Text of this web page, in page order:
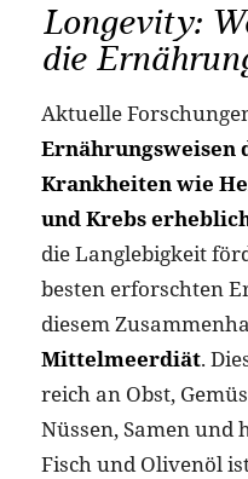
Longevity:
die
Aktuelle
Ernährungsweisen
Krankheiten wie
und Krebs
die Langlebigkeit
besten erforschten
diesem
Mittelmeerdiät.
reich an Obst,
Nüssen, Samen und
Fisch und Olivenöl